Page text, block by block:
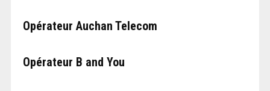
Opérateur Auchan Telecom
Opérateur B and You